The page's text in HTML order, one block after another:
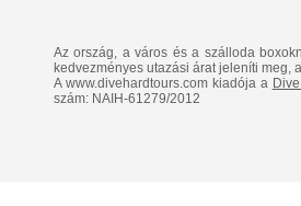
Az ország, a város és a szálloda
kedvezményes utazási árat jeleníti
A www.divehardtours.com kiadója a
szám: NAIH-61279/2012